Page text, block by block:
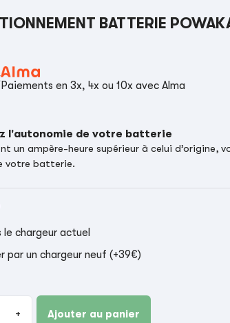
BATTERIE
Paiements en 3x, 4x ou 10x avec Alma
l'autonomie de votre batterie
un ampère-heure supérieur à celui d’origine,
votre batterie.
chargeur actuel
par un chargeur neuf (+39€)
+ Ajouter au panier